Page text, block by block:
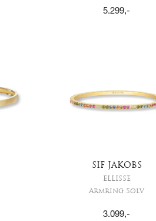
5.299,-
SIF JAKOBS
ELLISSE
Armring Sølv
3.099,-